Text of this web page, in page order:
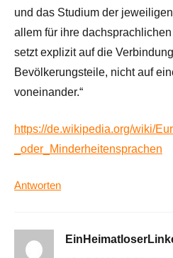
und das Studium der
allem für ihre
setzt explizit auf die
Bevölkerungsteile, nicht auf
voneinander.“
https://de.wikipedia.org/wiki/
_oder_Minderheitensprachen
Antworten